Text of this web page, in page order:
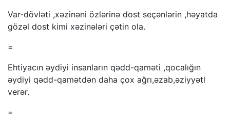
Var-dövləti ,xəzinəni özlərinə dost seçənlərin ,həyatda
gözəl dost kimi xəzinələri çətin ola.
=
Ehtiyacın əydiyi insanların qədd-qaməti ,qocalığın
əydiyi qədd-qamətdən daha çox ağrı,əzab,əziyyətl
verər.
=